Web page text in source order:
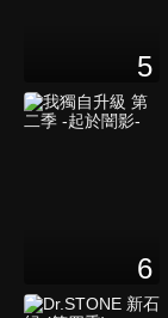
5
6